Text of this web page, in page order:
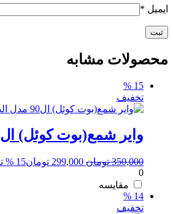
ایمیل *
محصولات مشابه
15 %
تخفیف
وایر شمع(بوت کوئل) ال90 مدل الدور
350,000 تومان قیمت
299,000 تومان15 % تخفیف
0
مقایسه
14 %
تخفیف